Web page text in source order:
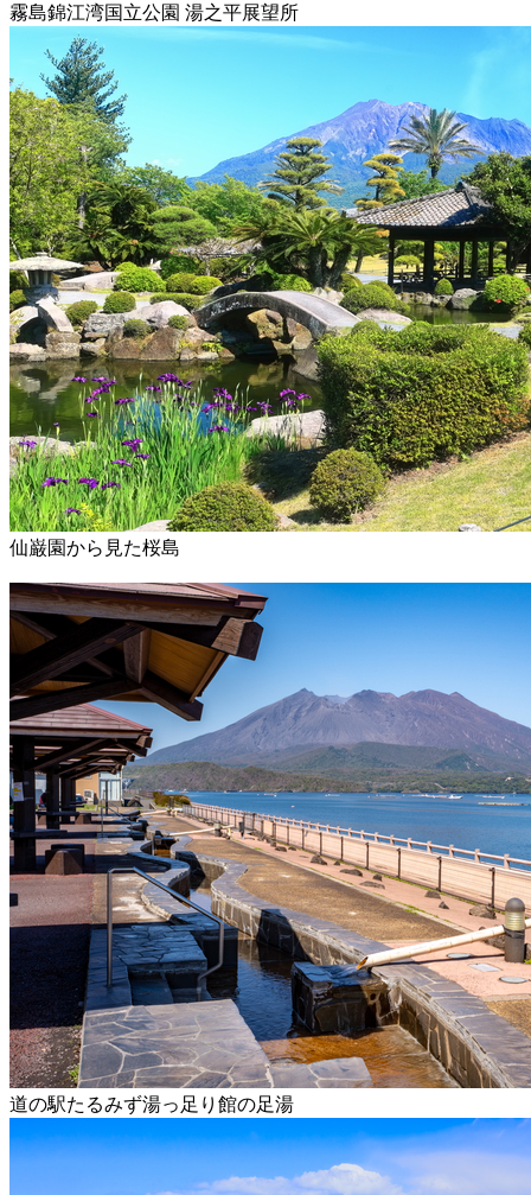
霧島錦江湾国立公園 湯之平展望所
仙巌園から見た桜島
道の駅たるみず湯っ足り館の足湯